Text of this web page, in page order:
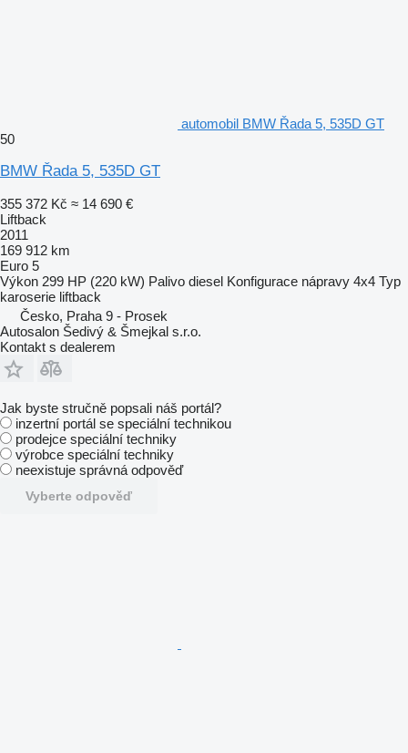
automobil BMW Řada 5, 535D GT
50
BMW Řada 5, 535D GT
355 372 Kč ≈ 14 690 €
Liftback
2011
169 912 km
Euro 5
Výkon 299 HP (220 kW) Palivo diesel Konfigurace nápravy 4x4 Typ
karoserie liftback
Česko, Praha 9 - Prosek
Autosalon Šedivý & Šmejkal s.r.o.
Kontakt s dealerem
Jak byste stručně popsali náš portál?
inzertní portál se speciální technikou
prodejce speciální techniky
výrobce speciální techniky
neexistuje správná odpověď
Vyberte odpověď